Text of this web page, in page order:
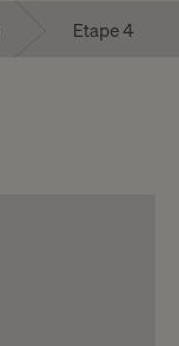
Etape 4